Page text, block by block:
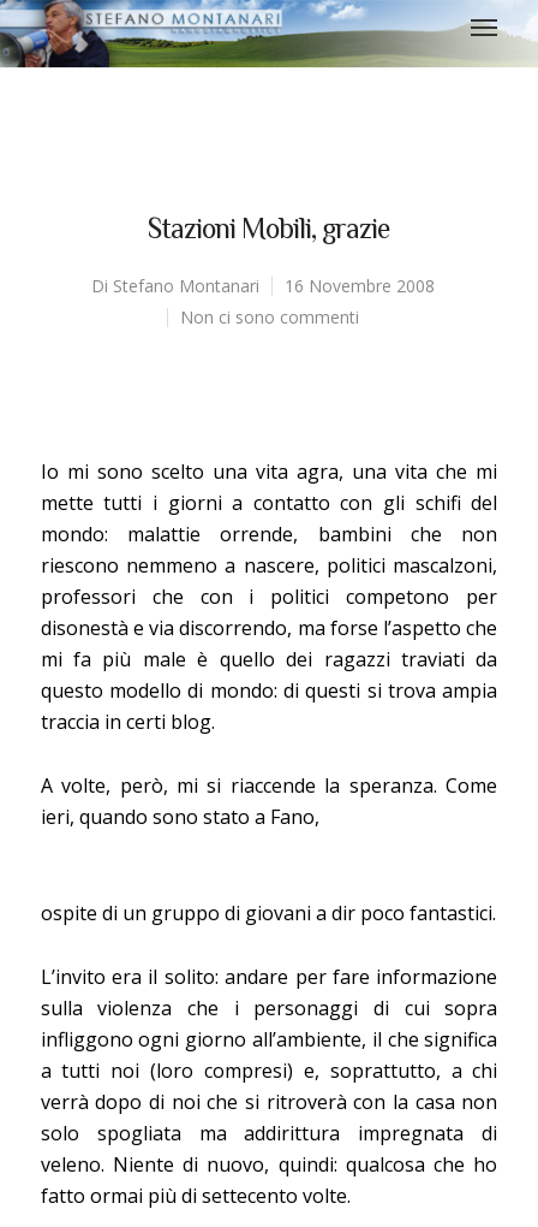
Stazioni Mobili, grazie
Di Stefano Montanari
16 Novembre 2008
Non ci sono commenti
Io mi sono scelto una vita agra, una vita che mi
mette tutti i giorni a contatto con gli schifi del
mondo: malattie orrende, bambini che non
riescono nemmeno a nascere, politici mascalzoni,
professori che con i politici competono per
disonestà e via discorrendo, ma forse l’aspetto che
mi fa più male è quello dei ragazzi traviati da
questo modello di mondo: di questi si trova ampia
traccia in certi blog.
A volte, però, mi si riaccende la speranza. Come
ieri, quando sono stato a Fano,
ospite di un gruppo di giovani a dir poco fantastici.
L’invito era il solito: andare per fare informazione
sulla violenza che i personaggi di cui sopra
infliggono ogni giorno all’ambiente, il che significa
a tutti noi (loro compresi) e, soprattutto, a chi
verrà dopo di noi che si ritroverà con la casa non
solo spogliata ma addirittura impregnata di
veleno. Niente di nuovo, quindi: qualcosa che ho
fatto ormai più di settecento volte.